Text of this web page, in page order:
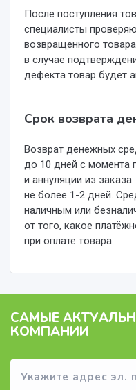
После поступления
специалисты
возвращенного
в случае
дефекта товар будет
Срок возврата
Возврат денежных
до 10 дней с момента
и аннуляции из
не более 1-2 дней.
наличным или
от того, какое
при оплате товара.
САМЫЕ
КОМПАНИИ